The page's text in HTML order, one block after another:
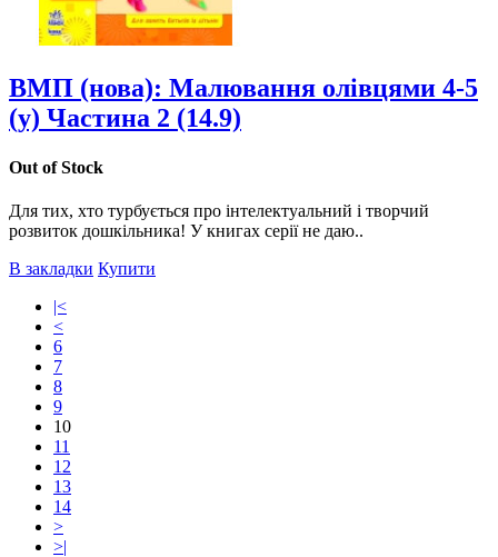
ВМП (нова): Малювання олівцями 4-5
(у) Частина 2 (14.9)
Out of Stock
Для тих, хто турбується про інтелектуальний і творчий
розвиток дошкільника! У книгах серії не даю..
В закладки Купити
|<
<
6
7
8
9
10
11
12
13
14
>
>|